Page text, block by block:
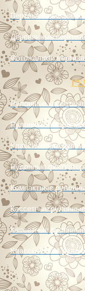
Вертикальные
Деревянные
Фотожалюзи
Рулонные
Рулонные шторы
Классические
Рулонные
Компактные
Кассетные
Кассетные
Классические